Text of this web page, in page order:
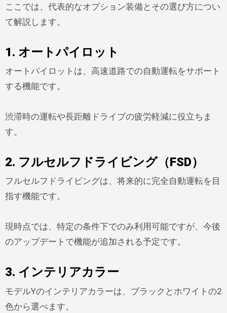
ここでは、代表的なオプション装備とその選び方につい
て解説します。
1. オートパイロット
オートパイロットは、高速道路での自動運転をサポート
する機能です。
渋滞時の運転や長距離ドライブの疲労軽減に役立ちま
す。
2. フルセルフドライビング（FSD）
フルセルフドライビングは、将来的に完全自動運転を目
指す機能です。
現時点では、特定の条件下でのみ利用可能ですが、今後
のアップデートで機能が追加される予定です。
3. インテリアカラー
モデルYのインテリアカラーは、ブラックとホワイトの2
色から選べます。